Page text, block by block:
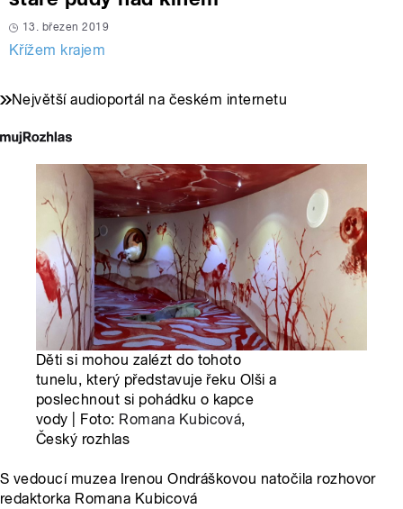
13. březen 2019
Křížem krajem
Největší audioportál na českém internetu
Děti si mohou zalézt do tohoto
tunelu, který představuje řeku Olši a
poslechnout si pohádku o kapce
vody | Foto: Romana Kubicová,
Český rozhlas
S vedoucí muzea Irenou Ondráškovou natočila rozhovor
redaktorka Romana Kubicová